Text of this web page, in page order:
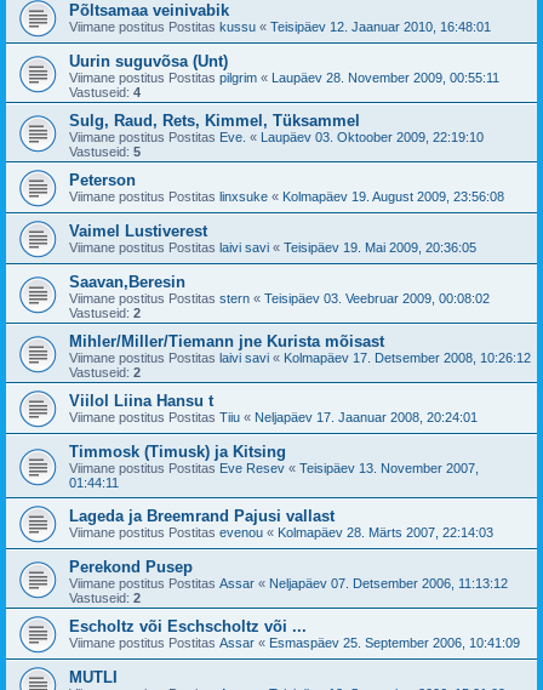
Põltsamaa veinivabik
Viimane postitus Postitas kussu « Teisipäev 12. Jaanuar 2010, 16:48:01
Uurin suguvõsa (Unt)
Viimane postitus Postitas pilgrim « Laupäev 28. November 2009, 00:55:11
Vastuseid: 4
Sulg, Raud, Rets, Kimmel, Tüksammel
Viimane postitus Postitas Eve. « Laupäev 03. Oktoober 2009, 22:19:10
Vastuseid: 5
Peterson
Viimane postitus Postitas linxsuke « Kolmapäev 19. August 2009, 23:56:08
Vaimel Lustiverest
Viimane postitus Postitas laivi savi « Teisipäev 19. Mai 2009, 20:36:05
Saavan,Beresin
Viimane postitus Postitas stern « Teisipäev 03. Veebruar 2009, 00:08:02
Vastuseid: 2
Mihler/Miller/Tiemann jne Kurista mõisast
Viimane postitus Postitas laivi savi « Kolmapäev 17. Detsember 2008, 10:26:12
Vastuseid: 2
Viilol Liina Hansu t
Viimane postitus Postitas Tiiu « Neljapäev 17. Jaanuar 2008, 20:24:01
Timmosk (Timusk) ja Kitsing
Viimane postitus Postitas Eve Resev « Teisipäev 13. November 2007,
01:44:11
Lageda ja Breemrand Pajusi vallast
Viimane postitus Postitas evenou « Kolmapäev 28. Märts 2007, 22:14:03
Perekond Pusep
Viimane postitus Postitas Assar « Neljapäev 07. Detsember 2006, 11:13:12
Vastuseid: 2
Escholtz või Eschscholtz või ...
Viimane postitus Postitas Assar « Esmaspäev 25. September 2006, 10:41:09
MUTLI